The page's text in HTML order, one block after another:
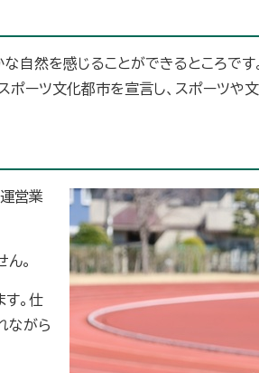
自然を感じることができるところで
ーツ文化都市を宣言し、スポーツや
営業
。
。仕
ながら